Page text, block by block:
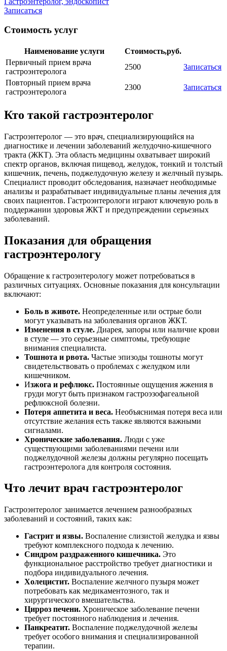
Записаться
Стоимость услуг
Наименование услуги
Стоимость,руб.
Первичный прием врача
гастроэнтеролога
2500
Записаться
Повторный прием врача
гастроэнтеролога
2300 Записаться
Кто такой гастроэнтеролог
Гастроэнтеролог — это врач, специализирующийся на
диагностике и лечении заболеваний желудочно-кишечного
тракта (ЖКТ). Эта область медицины охватывает широкий
спектр органов, включая пищевод, желудок, тонкий и толстый
кишечник, печень, поджелудочную железу и желчный пузырь.
Специалист проводит обследования, назначает необходимые
анализы и разрабатывает индивидуальные планы лечения для
своих пациентов. Гастроэнтерологи играют ключевую роль в
поддержании здоровья ЖКТ и предупреждении серьезных
заболеваний.
Показания для обращения
гастроэнтерологу
Обращение к гастроэнтерологу может потребоваться в
различных ситуациях. Основные показания для консультации
включают:
Боль в животе. Неопределенные или острые боли
могут указывать на заболевания органов ЖКТ.
Изменения в стуле. Диарея, запоры или наличие крови
в стуле — это серьезные симптомы, требующие
внимания специалиста.
Тошнота и рвота. Частые эпизоды тошноты могут
свидетельствовать о проблемах с желудком или
кишечником.
Изжога и рефлюкс. Постоянные ощущения жжения в
груди могут быть признаком гастроэзофагеальной
рефлюксной болезни.
Потеря аппетита и веса. Необъяснимая потеря веса или
отсутствие желания есть также являются важными
сигналами.
Хронические заболевания. Люди с уже
существующими заболеваниями печени или
поджелудочной железы должны регулярно посещать
гастроэнтеролога для контроля состояния.
Что лечит врач гастроэнтеролог
Гастроэнтеролог занимается лечением разнообразных
заболеваний и состояний, таких как:
Гастрит и язвы. Воспаление слизистой желудка и язвы
требуют комплексного подхода к лечению.
Синдром раздраженного кишечника. Это
функциональное расстройство требует диагностики и
подбора индивидуального лечения.
Холецистит. Воспаление желчного пузыря может
потребовать как медикаментозного, так и
хирургического вмешательства.
Цирроз печени. Хроническое заболевание печени
требует постоянного наблюдения и лечения.
Панкреатит. Воспаление поджелудочной железы
требует особого внимания и специализированной
терапии.